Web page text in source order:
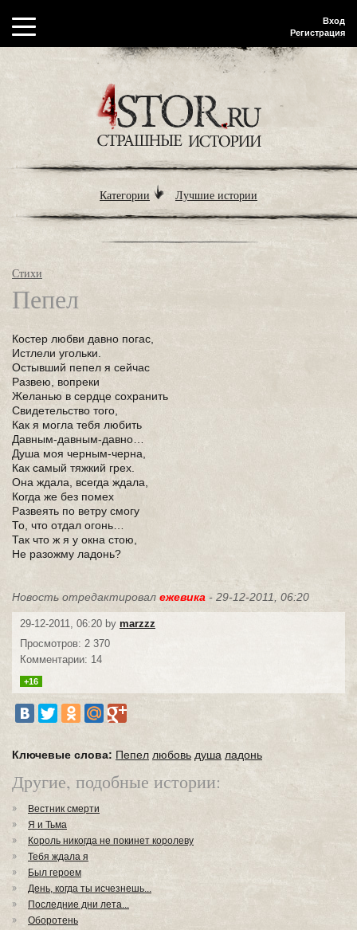
Вход
Регистрация
Категории Лучшие истории
Стихи
Пепел
Костер любви давно погас,
Истлели угольки.
Остывший пепел я сейчас
Развею, вопреки
Желанью в сердце сохранить
Свидетельство того,
Как я могла тебя любить
Давным-давным-давно…
Душа моя черным-черна,
Как самый тяжкий грех.
Она ждала, всегда ждала,
Когда же без помех
Развеять по ветру смогу
То, что отдал огонь…
Так что ж я у окна стою,
Не разожму ладонь?
Новость отредактировал ежевика - 29-12-2011, 06:20
29-12-2011, 06:20 by marzzz
Просмотров: 2 370
Комментарии: 14
+16
Ключевые слова: Пепел любовь душа ладонь
Другие, подобные истории:
Вестник смерти
Я и Тьма
Король никогда не покинет королеву
Тебя ждала я
Был героем
День, когда ты исчезнешь...
Последние дни лета...
Оборотень